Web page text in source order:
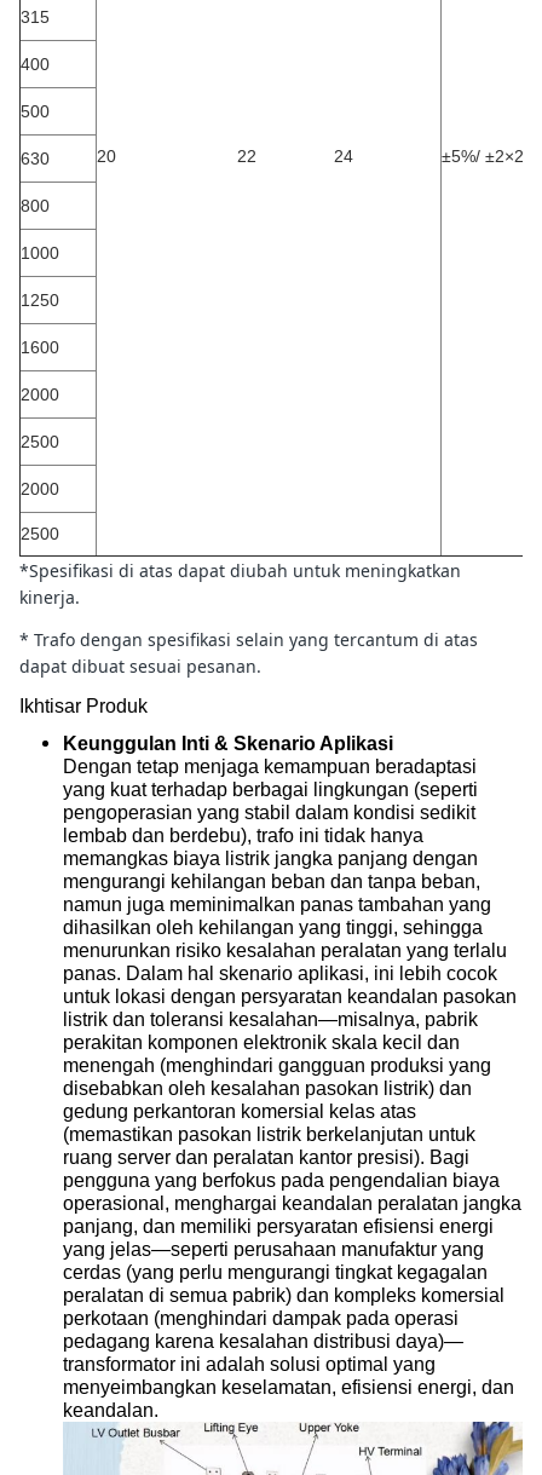
20 22 24 ±5%/
315
400
500
630
800
1000
1250
1600
2000
2500
2000
2500
*Spesifikasi di atas dapat diubah untuk meningkatkan
kinerja.
* Trafo dengan spesifikasi selain yang tercantum di atas
dapat dibuat sesuai pesanan.
Ikhtisar Produk
Keunggulan Inti & Skenario Aplikasi
Dengan tetap menjaga kemampuan beradaptasi
yang kuat terhadap berbagai lingkungan (seperti
pengoperasian yang stabil dalam kondisi sedikit
lembab dan berdebu), trafo ini tidak hanya
memangkas biaya listrik jangka panjang dengan
mengurangi kehilangan beban dan tanpa beban,
namun juga meminimalkan panas tambahan yang
dihasilkan oleh kehilangan yang tinggi, sehingga
menurunkan risiko kesalahan peralatan yang terlalu
panas. Dalam hal skenario aplikasi, ini lebih cocok
untuk lokasi dengan persyaratan keandalan pasokan
listrik dan toleransi kesalahan—misalnya, pabrik
perakitan komponen elektronik skala kecil dan
menengah (menghindari gangguan produksi yang
disebabkan oleh kesalahan pasokan listrik) dan
gedung perkantoran komersial kelas atas
(memastikan pasokan listrik berkelanjutan untuk
ruang server dan peralatan kantor presisi). Bagi
pengguna yang berfokus pada pengendalian biaya
operasional, menghargai keandalan peralatan jangka
panjang, dan memiliki persyaratan efisiensi energi
yang jelas—seperti perusahaan manufaktur yang
cerdas (yang perlu mengurangi tingkat kegagalan
peralatan di semua pabrik) dan kompleks komersial
perkotaan (menghindari dampak pada operasi
pedagang karena kesalahan distribusi daya)—
transformator ini adalah solusi optimal yang
menyeimbangkan keselamatan, efisiensi energi, dan
keandalan.